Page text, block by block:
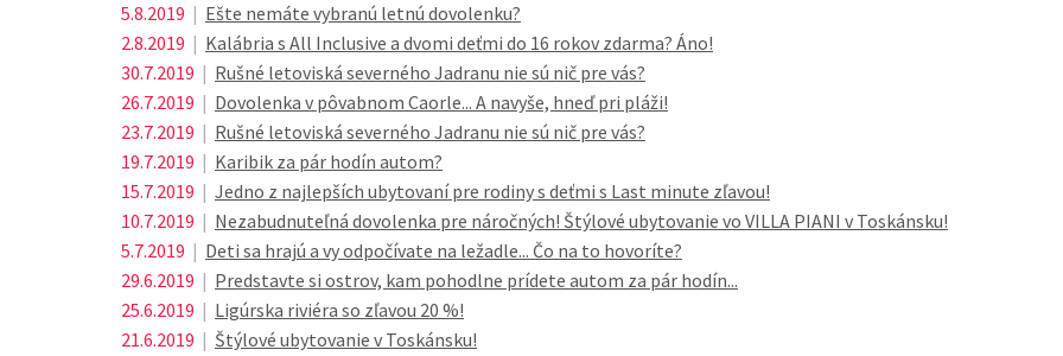
5.8.2019 | Ešte nemáte vybranú letnú dovolenku?
2.8.2019 | Kalábria s All Inclusive a dvomi deťmi do 16 rokov zdarma? Áno!
30.7.2019 | Rušné letoviská severného Jadranu nie sú nič pre vás?
26.7.2019 | Dovolenka v pôvabnom Caorle... A navyše, hneď pri pláži!
23.7.2019 | Rušné letoviská severného Jadranu nie sú nič pre vás?
19.7.2019 | Karibik za pár hodín autom?
15.7.2019 | Jedno z najlepších ubytovaní pre rodiny s deťmi s Last minute zľavou!
10.7.2019 | Nezabudnuteľná dovolenka pre náročných! Štýlové ubytovanie vo VILLA PIANI v Toskánsku!
5.7.2019 | Deti sa hrajú a vy odpočívate na ležadle... Čo na to hovoríte?
29.6.2019 | Predstavte si ostrov, kam pohodlne prídete autom za pár hodín...
25.6.2019 | Ligúrska riviéra so zľavou 20 %!
21.6.2019 | Štýlové ubytovanie v Toskánsku!